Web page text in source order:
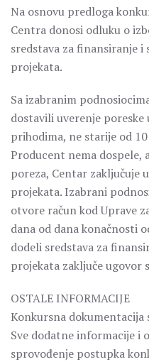
Na osnovu predloga
Centra donosi odluku o
sredstava za finansiranje
projekata.
Sa izabranim
dostavili uverenje
prihodima, ne starije od
Producent nema dospele,
poreza, Centar zaključuje
projekata. Izabrani
otvore račun kod Uprave
dana od dana konačnosti
dodeli sredstava za
projekata zaključe ugovor
OSTALE INFORMACIJE
Konkursna dokumentacija
Sve dodatne informacije i
sprovođenje postupka